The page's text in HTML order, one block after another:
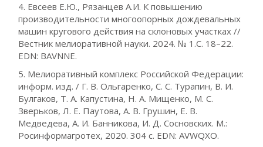
4. Евсеев Е.Ю., Рязанцев А.И. К повышению
производительности многоопорных дождевальных
машин кругового действия на склоновых участках //
Вестник мелиоративной науки. 2024. № 1.С. 18–22.
EDN: BAVNNE.
5. Мелиоративный комплекс Российской Федерации:
информ. изд. / Г. В. Ольгаренко, С. С. Турапин, В. И.
Булгаков, Т. А. Капустина, Н. А. Мищенко, М. С.
Зверьков, Л. Е. Паутова, А. В. Грушин, Е. В.
Медведева, А. И. Банникова, И. Д. Сосновских. М.:
Росинформагротех, 2020. 304 с. EDN: AVWQXO.